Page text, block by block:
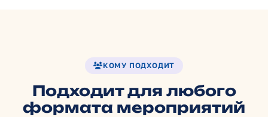
КОМУ ПОДХОДИТ
Подходит для любого
формата мероприятий